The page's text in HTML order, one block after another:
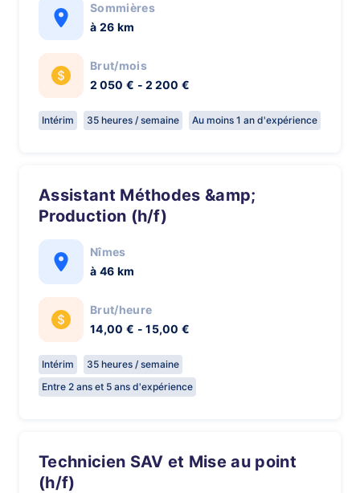
Sommières
à 26 km
Brut/mois
2 050 € - 2 200 €
Intérim 35 heures / semaine Au moins 1 an d'expérience
Assistant Méthodes &amp;
Production (h/f)
Nîmes
à 46 km
Brut/heure
14,00 € - 15,00 €
Intérim
35 heures / semaine
Entre 2 ans et 5 ans d'expérience
Technicien SAV et Mise au point
(h/f)